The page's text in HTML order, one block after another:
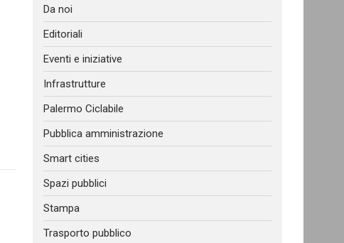
Da noi
Editoriali
Eventi e iniziative
Infrastrutture
Palermo Ciclabile
Pubblica amministrazione
Smart cities
Spazi pubblici
Stampa
Trasporto pubblico